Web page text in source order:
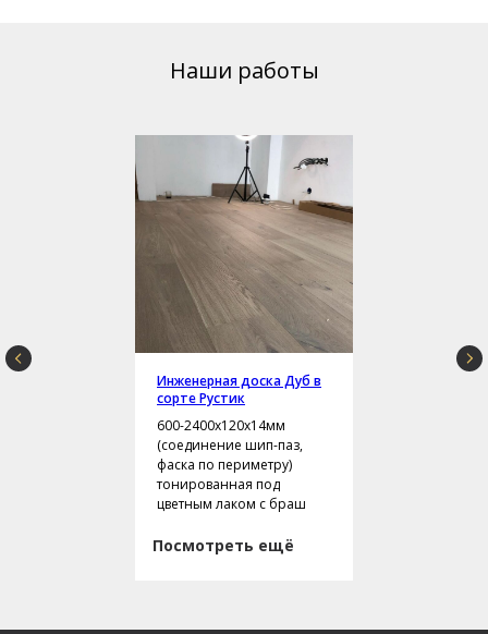
Наши работы
Инженерная доска Дуб в
сорте Рустик
600-2400х120х14мм
(соединение шип-паз,
фаска по периметру)
тонированная под
цветным лаком с браш
Посмотреть ещё